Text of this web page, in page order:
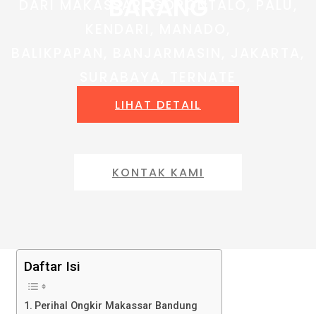
LIHAT DETAIL
KONTAK KAMI
Daftar Isi
Perihal Ongkir Makassar Bandung